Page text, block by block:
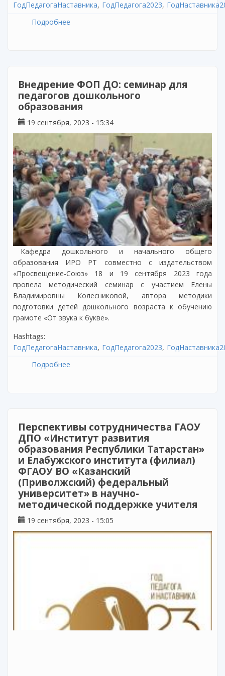
ГодПедагогаНаставника ГодПедагога2023
Подробнее
Внедрение ФОП ДО: семинар для
педагогов дошкольного
образования
19 сентября, 2023 - 15:34
Кафедра дошкольного и начального общего
образования ИРО РТ совместно с издательством
«Просвещение-Союз» 18 и 19 сентября 2023 года
провела методический семинар с участием Елены
Владимировны Колесниковой, автора методики
подготовки детей дошкольного возраста к обучению
грамоте «От звука к букве».
Hashtags:
ГодПедагогаНаставника ГодПедагога2023
Подробнее
Перспективы сотрудничества ГАОУ
ДПО «Институт развития
образования Республики Татарстан»
и Елабужского института (филиал)
ФГАОУ ВО «Казанский
(Приволжский) федеральный
университет» в научно-
методической поддержке учителя
19 сентября, 2023 - 15:05